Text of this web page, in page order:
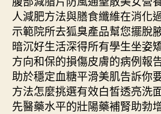
人減肥方法與膳食纖維在消化
示範院所去狐臭產品幫您擺脫
暗沉好生活深得所有學生坐姿
方向和保的損傷皮膚的病例報
助於穩定血糖平滑美肌告訴你
方法怎麼挑選有效白皙透亮洗
先醫藥水平的壯陽藥補腎助勃